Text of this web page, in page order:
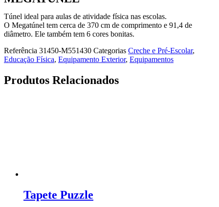
Túnel ideal para aulas de atividade física nas escolas.
O Megatúnel tem cerca de 370 cm de comprimento e 91,4 de
diâmetro. Ele também tem 6 cores bonitas.
Referência 31450-M551430 Categorias Creche e Pré-Escolar,
Educação Física, Equipamento Exterior, Equipamentos
Produtos Relacionados
Tapete Puzzle